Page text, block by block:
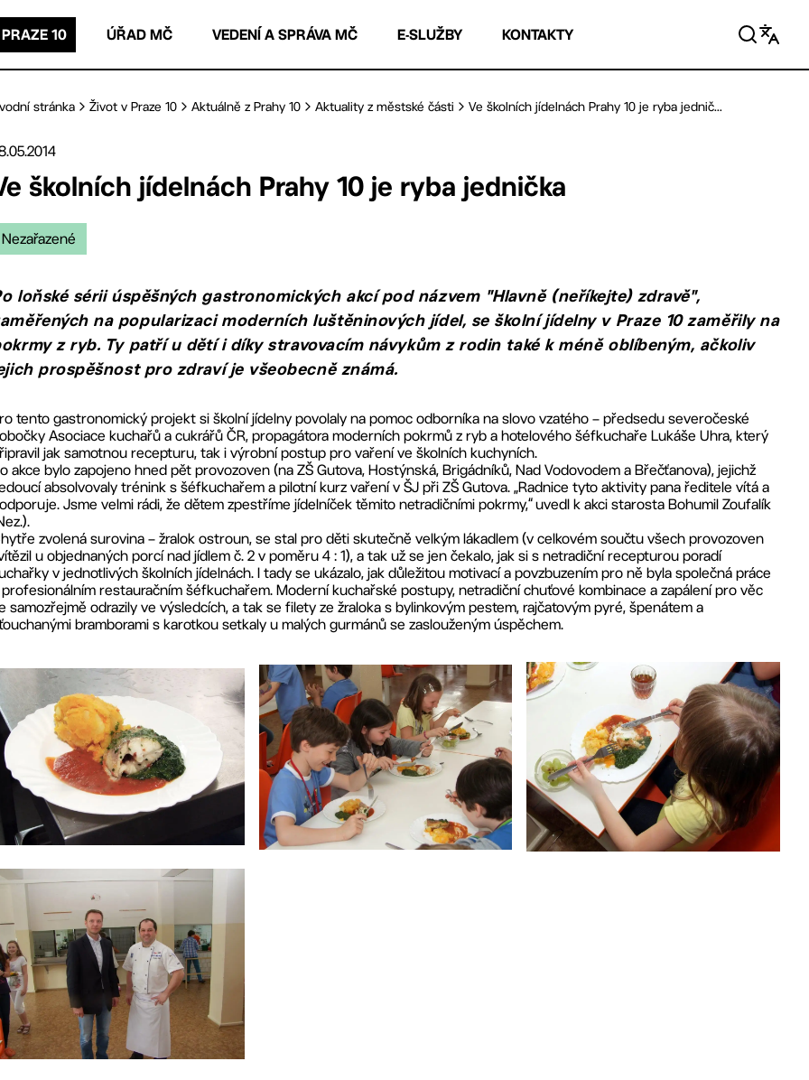
10 ÚŘAD MČ VEDENÍ A SPRÁVA MČ E-SLUŽBY KONTAKTY
stránka Život v Praze 10 Aktuálně z Prahy 10 Aktuality z městské části Ve školních jídelnách Prahy 10 je ryba jednič...
školních jídelnách Prahy 10 je ryba jednička
Nezařazené
loňské sérii úspěšných gastronomických akcí pod názvem "Hlavně (neříkejte) zdravě",
na popularizaci moderních luštěninových jídel, se školní jídelny v Praze 10 zaměřily na
z ryb. Ty patří u dětí i díky stravovacím návykům z rodin také k méně oblíbeným, ačkoliv
prospěšnost pro zdraví je všeobecně známá.
tento gastronomický projekt si školní jídelny povolaly na pomoc odborníka na slovo vzatého – předsedu severočeské
Asociace kuchařů a cukrářů ČR, propagátora moderních pokrmů z ryb a hotelového šéfkuchaře Lukáše Uhra, který
jak samotnou recepturu, tak i výrobní postup pro vaření ve školních kuchyních.
akce bylo zapojeno hned pět provozoven (na ZŠ Gutova, Hostýnská, Brigádníků, Nad Vodovodem a Břečťanova), jejichž
absolvovaly trénink s šéfkuchařem a pilotní kurz vaření v ŠJ při ZŠ Gutova. „Radnice tyto aktivity pana ředitele vítá a
Jsme velmi rádi, že dětem zpestříme jídelníček těmito netradičními pokrmy,“ uvedl k akci starosta Bohumil Zoufalík
zvolená surovina – žralok ostroun, se stal pro děti skutečně velkým lákadlem (v celkovém součtu všech provozoven
u objednaných porcí nad jídlem č. 2 v poměru 4 : 1), a tak už se jen čekalo, jak si s netradiční recepturou poradí
v jednotlivých školních jídelnách. I tady se ukázalo, jak důležitou motivací a povzbuzením pro ně byla společná práce
restauračním šéfkuchařem. Moderní kuchařské postupy, netradiční chuťové kombinace a zapálení pro věc
samozřejmě odrazily ve výsledcích, a tak se filety ze žraloka s bylinkovým pestem, rajčatovým pyré, špenátem a
bramborami s karotkou setkaly u malých gurmánů se zaslouženým úspěchem.